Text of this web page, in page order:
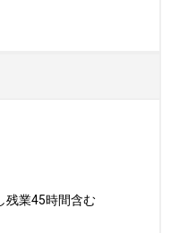
残業45時間含む